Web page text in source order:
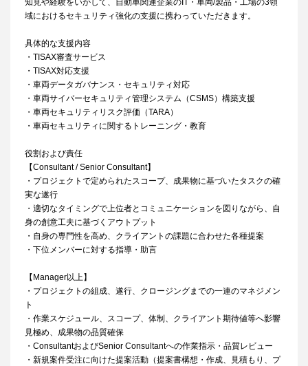
知見や経験をいかして、自動車関連企業のIT・車両/製品・工場の3領
域におけるセキュリティ強化の支援に携わっていただきます。
具体的な支援内容
・TISAX審査サービス
・TISAX対応支援
・車両データガバナンス・セキュリティ対応
・車両サイバーセキュリティ管理システム（CSMS）構築支援
・車両セキュリティリスク評価（TARA）
・車両セキュリティに関するトレーニング・教育
役割および責任
【Consultant / Senior Consultant】
・プロジェクトで定められたスコープ、成果物に基づいたタスクの確
実な遂行
・適切なタイミングで上位者とコミュニケーションを図りながら、自
身の創意工夫に基づくアウトプット
・自身の専門性を高め、クライアントの課題に合わせた各種提案
・下位メンバーに対する指導・助言
【Manager以上】
・プロジェクトの組成、遂行、クロージングまでの一連のマネジメン
ト
・作業スケジュール、スコープ、体制、クライアント期待値等へ影響
見極め、成果物の品質確保
・ConsultantおよびSenior Consultantへの作業指示・品質レビュー
・新規案件受注に向けた提案活動（提案書構想・作成、見積もり、プ